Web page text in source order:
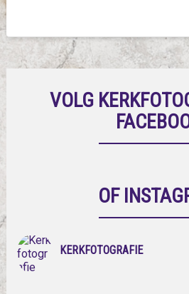
VOLG
OF
KERKFOTOGRAFIE